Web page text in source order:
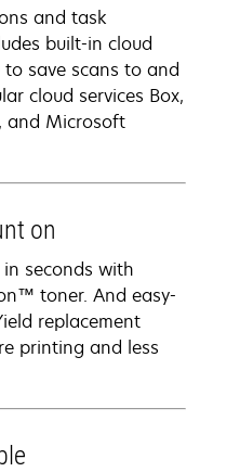
and task
built-in cloud
save scans to and
cloud services Box,
and Microsoft
on
seconds with
toner. And easy-
replacement
printing and less